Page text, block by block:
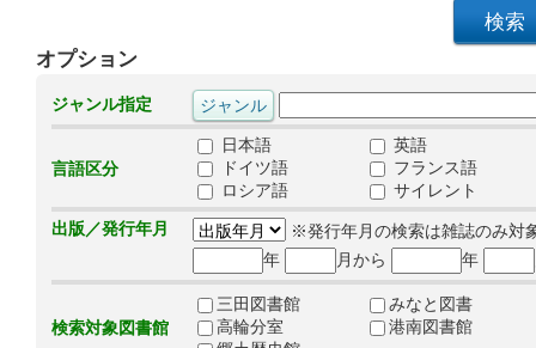
オプション
ジャンル指定
言語区分
日本語
英語
ドイツ語
フランス語
ロシア語
サイレント
出版／発行年月
※発行年月の検索は雑誌のみ対
年
月から 年
検索対象図書館
三田図書館
みなと図書
高輪分室
港南図書館